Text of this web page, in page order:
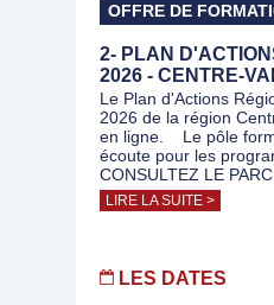
OFFRE DE
2- PLAN
2026 - CENTRE-
Le Plan d'Actions
2026 de la région
en ligne. Le pôle
écoute pour les
CONSULTEZ LE
LIRE LA SUITE >
LES DATES